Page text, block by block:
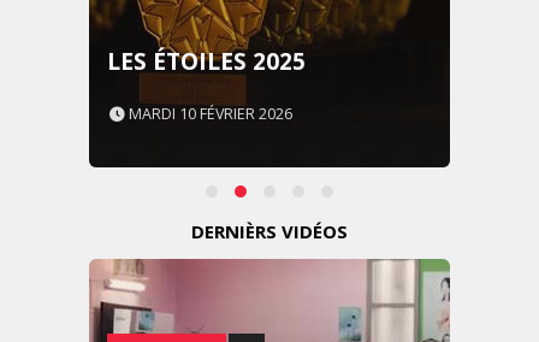
LES ÉTOILES 2025
MARDI 10 FÉVRIER 2026
DERNIÈRS VIDÉOS